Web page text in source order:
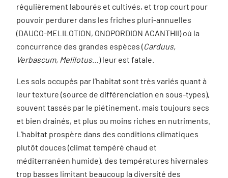
régulièrement labourés et cultivés, et trop court pour
pouvoir perdurer dans les friches pluri-annuelles
(DAUCO-MELILOTION, ONOPORDION ACANTHII) où la
concurrence des grandes espèces (Carduus,
Verbascum, Melilotus…) leur est fatale.
Les sols occupés par l’habitat sont très variés quant à
leur texture (source de différenciation en sous-types),
souvent tassés par le piétinement, mais toujours secs
et bien drainés, et plus ou moins riches en nutriments.
L’habitat prospère dans des conditions climatiques
plutôt douces (climat tempéré chaud et
méditerranéen humide), des températures hivernales
trop basses limitant beaucoup la diversité des